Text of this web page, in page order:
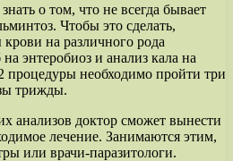
о том, что не всегда бывает
Чтобы это сделать,
на различного рода
энтеробиоз и анализ кала на
процедуры необходимо пройти три
трижды.
анализов доктор сможет вынести
лечение. Занимаются этим,
или врачи-паразитологи.